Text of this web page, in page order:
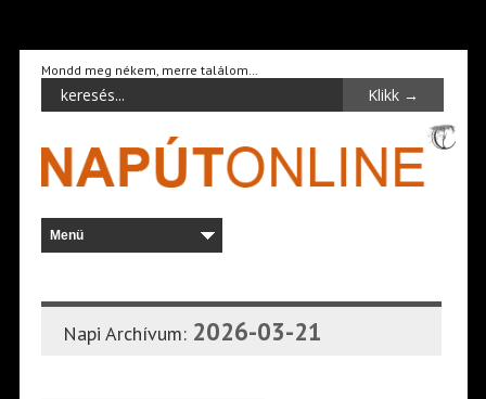
Mondd meg nékem, merre találom…
Napi Archívum: 2026-03-21